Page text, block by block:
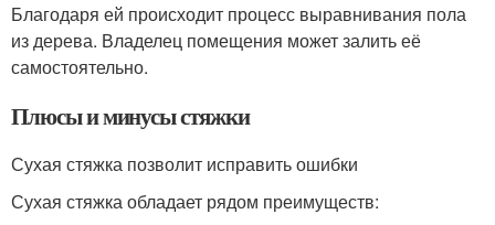
Благодаря ей происходит процесс выравнивания пола
из дерева. Владелец помещения может залить её
самостоятельно.
Плюсы и минусы стяжки
Сухая стяжка позволит исправить ошибки
Сухая стяжка обладает рядом преимуществ: